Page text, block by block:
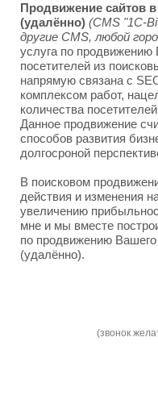
Продвижение сайтов
(удалённо) (CMS "1C-
другие CMS, любой
услуга по продвижению
посетителей из
напрямую связана с
комплексом работ,
количества
Данное продвижение
способов развития
долгосроной
В поисковом
действия и изменения
увеличению
мне и мы вместе
по продвижению
(удалённо).
(звонок